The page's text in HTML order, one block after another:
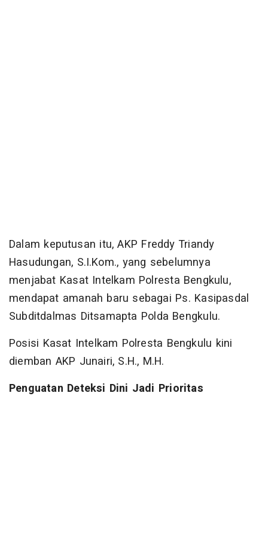
Dalam keputusan itu, AKP Freddy Triandy
Hasudungan, S.I.Kom., yang sebelumnya
menjabat Kasat Intelkam Polresta Bengkulu,
mendapat amanah baru sebagai Ps. Kasipasdal
Subditdalmas Ditsamapta Polda Bengkulu.
Posisi Kasat Intelkam Polresta Bengkulu kini
diemban AKP Junairi, S.H., M.H.
Penguatan Deteksi Dini Jadi Prioritas